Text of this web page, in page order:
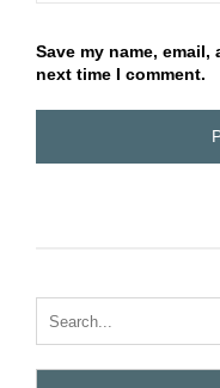
Save my name,
next time I comment.